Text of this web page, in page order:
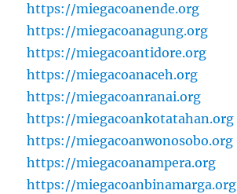
https://miegacoanende.org
https://miegacoanagung.org
https://miegacoantidore.org
https://miegacoanaceh.org
https://miegacoanranai.org
https://miegacoankotatahan.org
https://miegacoanwonosobo.org
https://miegacoanampera.org
https://miegacoanbinamarga.org